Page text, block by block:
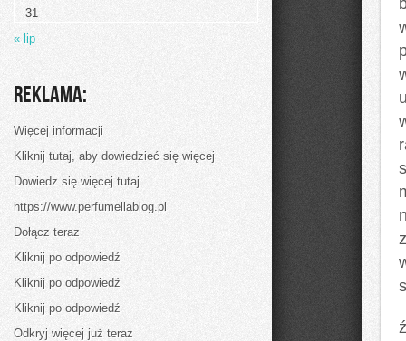
31
« lip
Reklama:
Więcej informacji
Kliknij tutaj, aby dowiedzieć się więcej
Dowiedz się więcej tutaj
https://www.perfumellablog.pl
Dołącz teraz
Kliknij po odpowiedź
Kliknij po odpowiedź
Kliknij po odpowiedź
Odkryj więcej już teraz